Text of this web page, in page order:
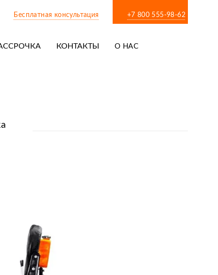
Бесплатная консультация +7 800 555-98-62
КОНТАКТЫ
О НАС